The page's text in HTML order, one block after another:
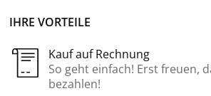
IHRE VORTEILE
Kauf auf Rechnung
So geht einfach! Erst freuen,
bezahlen!